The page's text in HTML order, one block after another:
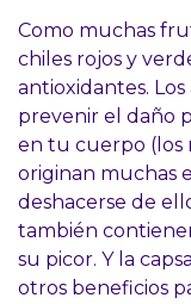
Como muchas
chiles rojos y
antioxidantes.
prevenir el daño
en tu cuerpo (los
originan muchas
deshacerse de
también
su picor. Y la
otros beneficios